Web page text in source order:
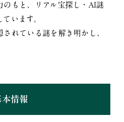
のもと、リアル宝探し・AI謎
います。
れている謎を解き明かし、
本情報